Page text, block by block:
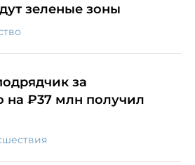
зеленые зоны
за
на ₽37 млн получил